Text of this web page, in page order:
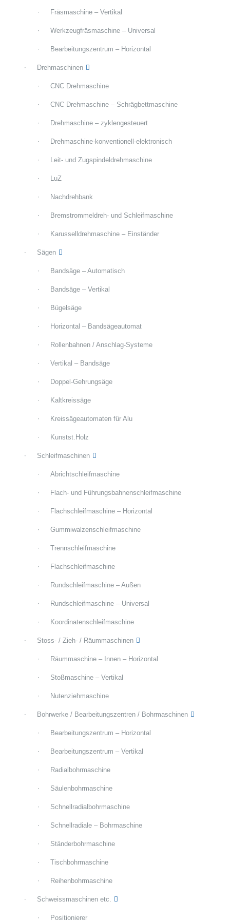
Fräsmaschine – Vertikal
Werkzeugfräsmaschine – Universal
Bearbeitungszentrum – Horizontal
Drehmaschinen
CNC Drehmaschine
CNC Drehmaschine – Schrägbettmaschine
Drehmaschine – zyklengesteuert
Drehmaschine-konventionell-elektronisch
Leit- und Zugspindeldrehmaschine
LuZ
Nachdrehbank
Bremstrommeldreh- und Schleifmaschine
Karusselldrehmaschine – Einständer
Sägen
Bandsäge – Automatisch
Bandsäge – Vertikal
Bügelsäge
Horizontal – Bandsägeautomat
Rollenbahnen / Anschlag-Systeme
Vertikal – Bandsäge
Doppel-Gehrungsäge
Kaltkreissäge
Kreissägeautomaten für Alu
Kunstst.Holz
Schleifmaschinen
Abrichtschleifmaschine
Flach- und Führungsbahnenschleifmaschine
Flachschleifmaschine – Horizontal
Gummiwalzenschleifmaschine
Trennschleifmaschine
Flachschleifmaschine
Rundschleifmaschine – Außen
Rundschleifmaschine – Universal
Koordinatenschleifmaschine
Stoss- / Zieh- / Räummaschinen
Räummaschine – Innen – Horizontal
Stoßmaschine – Vertikal
Nutenziehmaschine
Bohrwerke / Bearbeitungszentren / Bohrmaschinen
Bearbeitungszentrum – Horizontal
Bearbeitungszentrum – Vertikal
Radialbohrmaschine
Säulenbohrmaschine
Schnellradialbohrmaschine
Schnellradiale – Bohrmaschine
Ständerbohrmaschine
Tischbohrmaschine
Reihenbohrmaschine
Schweissmaschinen etc.
Positionierer